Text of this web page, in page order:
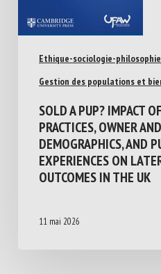
Ethique-sociologie-
Gestion des populations et
SOLD A PUP? IMPACT
PRACTICES, OWNER
DEMOGRAPHICS, AND
EXPERIENCES ON
OUTCOMES IN THE UK
11 mai 2026